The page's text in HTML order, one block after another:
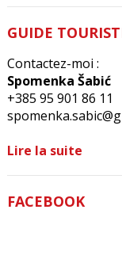
GUIDE
Contactez-moi :
Spomenka Šabić
+385 95 901 86 11
Lire la suite
FACEBOOK